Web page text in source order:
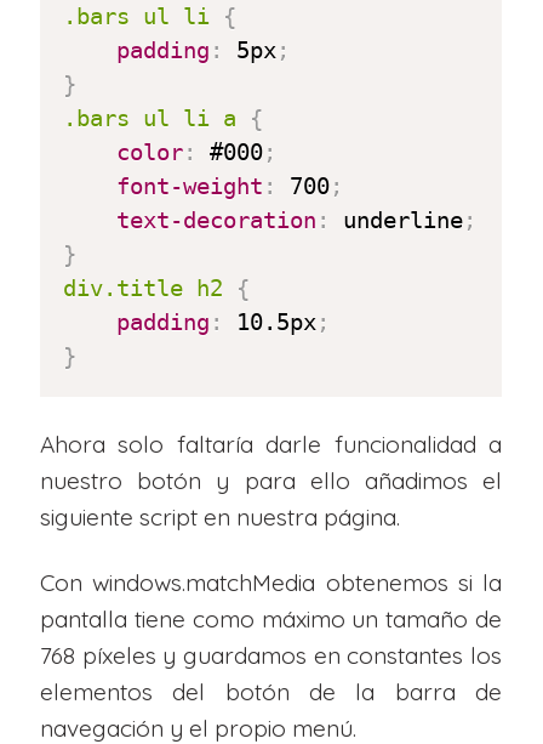
.bars ul li {
padding : 5px ;
}
.bars ul li a
{
color: #000;
font-weight : 700;
text-decoration : underline;
}
div.title h2
{
padding : 10.5px ;
}
Ahora solo faltaría darle funcionalidad a
nuestro botón y para ello añadimos el
siguiente script en nuestra página.
Con windows.matchMedia obtenemos si la
pantalla tiene como máximo un tamaño de
768 píxeles y guardamos en constantes los
elementos del botón de la barra de
navegación y el propio menú.